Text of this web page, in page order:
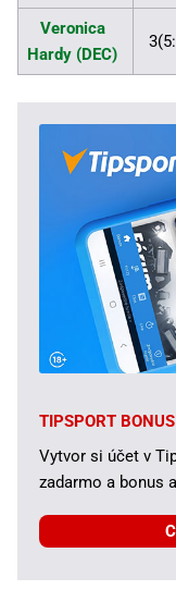
Veronica
Hardy (DEC)
TIPSPORT
Vytvor si účet v
zadarmo a bonus